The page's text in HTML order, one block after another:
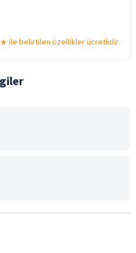
ile belirtilen özellikler ücretlidir.